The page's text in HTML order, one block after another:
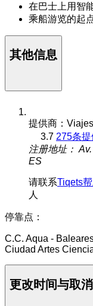
在巴士上用智
乘船游览的起
其他信息
提供商：
3.7 275条
注册地址：
ES
请联系Tiqets
人
停靠点：
C.C. Aqua -
Ciudad Artes
更改时间与取